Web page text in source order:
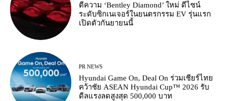
ตีความ ‘Bentley Diamond’ ใหม่ ดีไซน์
ระดับซิกเนเจอร์ในยนตรกรรม EV รุ่นแรก
เปิดตัวกันยายนนี้
PR NEWS
Hyundai Game On, Deal On ร่วมเชียร์ไทย
คว้าชัย ASEAN Hyundai Cup™ 2026 รับ
ดีลแรงลดสูงสุด 500,000 บาท